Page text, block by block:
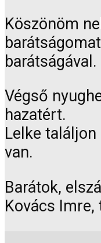
Köszönöm
barátságával.
Végső
hazatért.
Lelke
van.
Barátok,
Kovács